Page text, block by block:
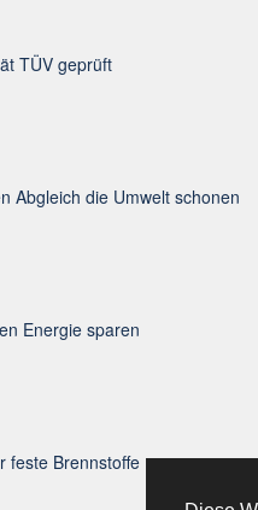
TÜV geprüft
Abgleich die Umwelt schonen
Energie sparen
feste Brennstoffe